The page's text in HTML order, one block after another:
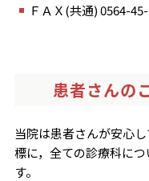
ＦＡＸ(共通) 0564-
患者さんの
当院は患者さんが安心
標に，全ての診療科に
す。